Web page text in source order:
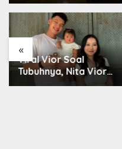
«
Viral Vior Soal
Tubuhnya, Nita Vior
Akui Nikmati Peranya